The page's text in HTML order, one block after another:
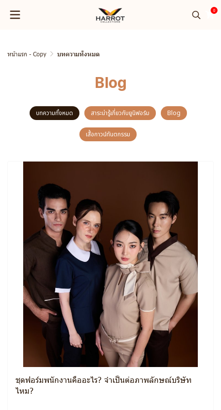
0
หน้าแรก - Copy บทความทั้งหมด
Blog
บทความทั้งหมด สาระน่ารู้เกี่ยวกับยูนิฟอร์ม Blog
เสื้อกาวน์ทันตกรรม
ชุดฟอร์มพนักงานคืออะไร? จำเป็นต่อภาพลักษณ์บริษัท
ไหม?